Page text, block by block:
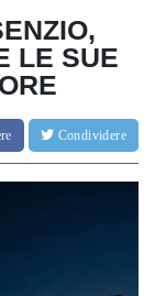
LE SUE
Condividere